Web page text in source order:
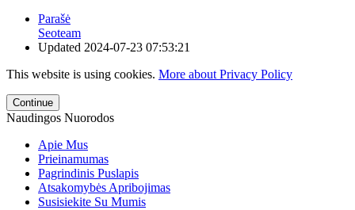
Parašė
Seoteam
Updated 2024-07-23 07:53:21
This website is using cookies. More about Privacy Policy
Continue
Naudingos Nuorodos
Apie Mus
Prieinamumas
Pagrindinis Puslapis
Atsakomybės Apribojimas
Susisiekite Su Mumis